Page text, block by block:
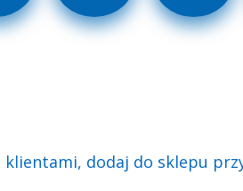
klientami, dodaj do sklepu